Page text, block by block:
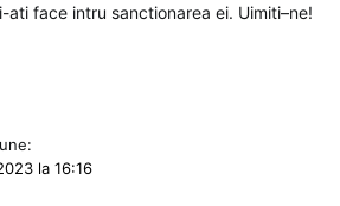
ati face intru sanctionarea ei. Uimiti–ne!
la 16:16